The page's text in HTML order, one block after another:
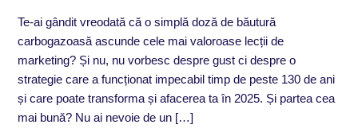
Te-ai gândit vreodată că o simplă doză de băutură
carbogazoasă ascunde cele mai valoroase lecții de
marketing? Și nu, nu vorbesc despre gust ci despre o
strategie care a funcționat impecabil timp de peste 130 de ani
și care poate transforma și afacerea ta în 2025. Și partea cea
mai bună? Nu ai nevoie de un […]
2025)